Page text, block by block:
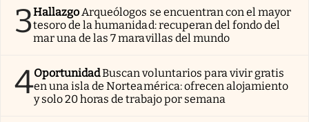
3Hallazgo Arqueólogos se encuentran con el mayor
tesoro de la humanidad: recuperan del fondo del
mar una de las 7 maravillas del mundo
4OportunidadBuscan voluntarios para vivir gratis
en una isla de Norteamérica: ofrecen alojamiento
y solo 20 horas de trabajo por semana